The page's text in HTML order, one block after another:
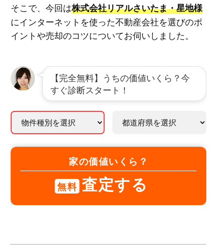
そこで、今回は株式会社リアルさいたま・星地様
にインターネットを使った不動産会社を選びのポ
イントや売却のコツについてお伺いしました。
【完全無料】うちの価値いくら？今
すぐ診断スタート！
家の価値いくら？
無料 査定する